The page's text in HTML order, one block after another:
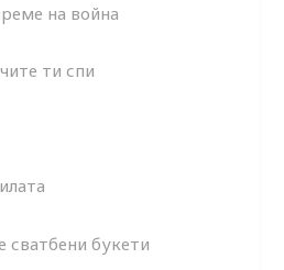
на война
ти спи
сватбени букети